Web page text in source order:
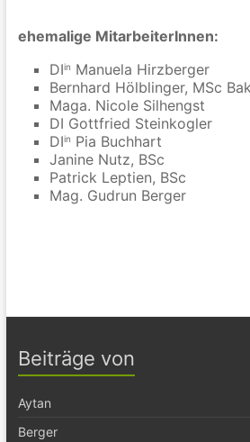
ehemalige MitarbeiterInnen:
DIin Manuela Hirzberger
Bernhard Hölblinger, MSc
Maga. Nicole Silhengst
DI Gottfried Steinkogler
DIin Pia Buchhart
Janine Nutz, BSc
Patrick Leptien, BSc
Mag. Gudrun Berger
Beiträge von
Aytan
Berger